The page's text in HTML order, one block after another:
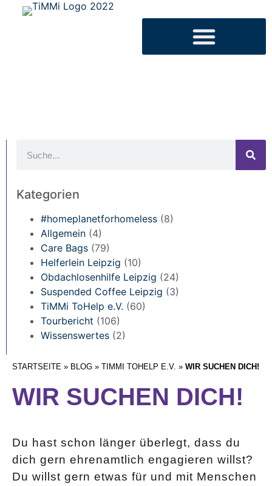
STARTSEITE » BLOG » TIMMI TOHELP E.V. » WIR SUCHEN DICH!
WIR SUCHEN DICH!
Du hast schon länger überlegt, dass du
dich gern ehrenamtlich engagieren willst?
Du willst gern etwas für und mit Menschen
Kategorien
#homeplanetforhomeless (8)
Allgemein (4)
Care Bags (79)
Helferlein Leipzig (10)
Obdachlosenhilfe Leipzig (24)
Suspended Coffee Leipzig (3)
TiMMi ToHelp e.V. (60)
Tourbericht (106)
Wissenswertes (2)